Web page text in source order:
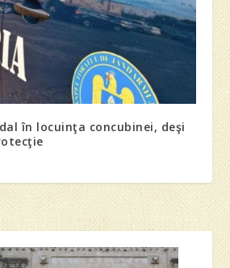
în locuinţa concubinei, deşi